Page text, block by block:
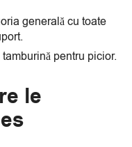
generală cu toate
pentru picior.
le